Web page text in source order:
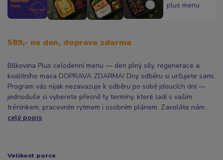
589,- na den, doprava zdarma
Bílkovina Plus celodenní menu — den plný síly, regenerace a
kvalitního masa DOPRAVA ZDARMA! Dny odběru si určujete sami.
Program vás nijak nezavazuje k odběru po sobě jdoucích dní —
jednoduše si vyberete přesně ty termíny, které ladí s vaším
tréninkem, pracovním rytmem i osobním plánem. Zavoláte nám...
celý popis
Velikost porce